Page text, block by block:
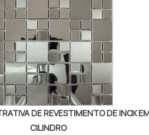
DE REVESTIMENTO DE INOX
CILINDRO